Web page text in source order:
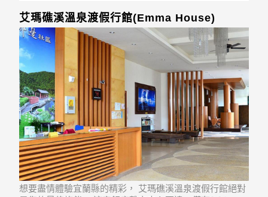
艾瑪礁溪溫泉渡假行館(Emma House)
想要盡情體驗宜蘭縣的精彩， 艾瑪礁溪溫泉渡假行館絕對